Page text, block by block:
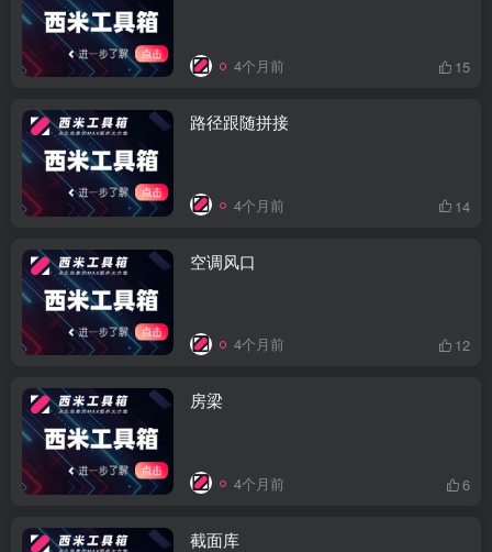
4个月前 15
路径跟随拼接
4个月前 14
空调风口
4个月前 12
房梁
4个月前 6
截面库